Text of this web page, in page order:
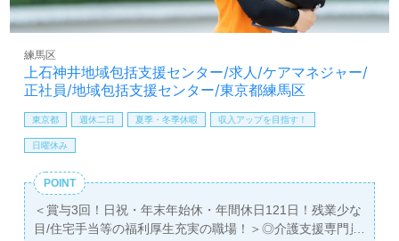
医療/福祉業界の正社員/パート求人探しは【ウィルオブ介
護】＊求人情報収集、将来的に検討の方も遠慮なく。
相談可能です。転職相談、求人紹介、年収交渉など完全無
料サービスをご利用いただけます。＜非公開求人も取扱い
あり！＞"転職支援"のプロと一緒に転職活動！お問い合わ
せお待ちしております。
上石神井地域包括支援センター/求人/ケアマネジャー/
正社員/地域包括支援センター/東京都練馬区
練馬区
東京都 週休二日 夏季・冬季休暇 収入アップを目指す！
日曜休み
POINT
＜賞与3回！日祝・年末年始休・年間休日121日！残業少な
目/住宅手当等の福利厚生充実の職場！＞◎介護支援専門員